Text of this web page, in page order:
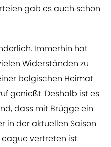
gab es auch schon
Immerhin hat
Widerständen zu
belgischen Heimat
genießt. Deshalb ist es
dass mit Brügge ein
in der aktuellen Saison
vertreten ist.